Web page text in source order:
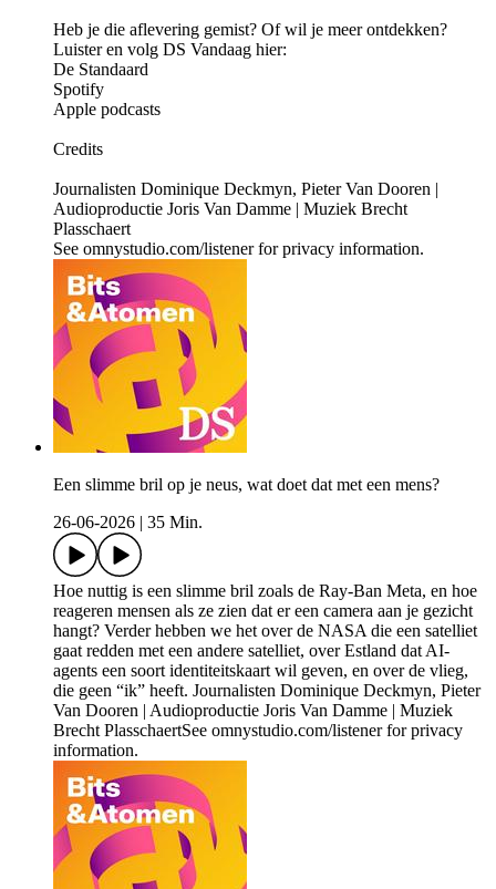
Heb je die aflevering gemist? Of wil je meer ontdekken?
Luister en volg DS Vandaag hier:
De Standaard
Spotify
Apple podcasts
Credits
Journalisten Dominique Deckmyn, Pieter Van Dooren |
Audioproductie Joris Van Damme | Muziek Brecht
Plasschaert
See omnystudio.com/listener for privacy information.
Een slimme bril op je neus, wat doet dat met een mens?
26-06-2026 | 35 Min.
Hoe nuttig is een slimme bril zoals de Ray-Ban Meta, en hoe
reageren mensen als ze zien dat er een camera aan je gezicht
hangt? Verder hebben we het over de NASA die een satelliet
gaat redden met een andere satelliet, over Estland dat AI-
agents een soort identiteitskaart wil geven, en over de vlieg,
die geen “ik” heeft. Journalisten Dominique Deckmyn, Pieter
Van Dooren | Audioproductie Joris Van Damme | Muziek
Brecht PlasschaertSee omnystudio.com/listener for privacy
information.